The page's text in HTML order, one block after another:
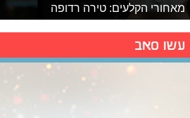
מאחורי הקלעים: טירה רדופה
עשו סאב